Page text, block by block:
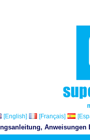
[English]
[Français]